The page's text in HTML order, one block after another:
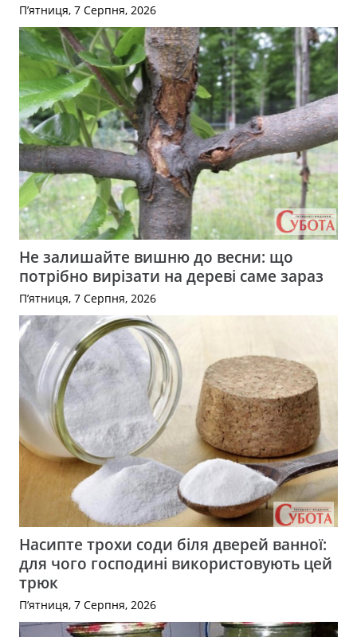
П’ятниця, 7 Серпня, 2026
Не залишайте вишню до весни: що
потрібно вирізати на дереві саме зараз
П’ятниця, 7 Серпня, 2026
Насипте трохи соди біля дверей ванної:
для чого господині використовують цей
трюк
П’ятниця, 7 Серпня, 2026